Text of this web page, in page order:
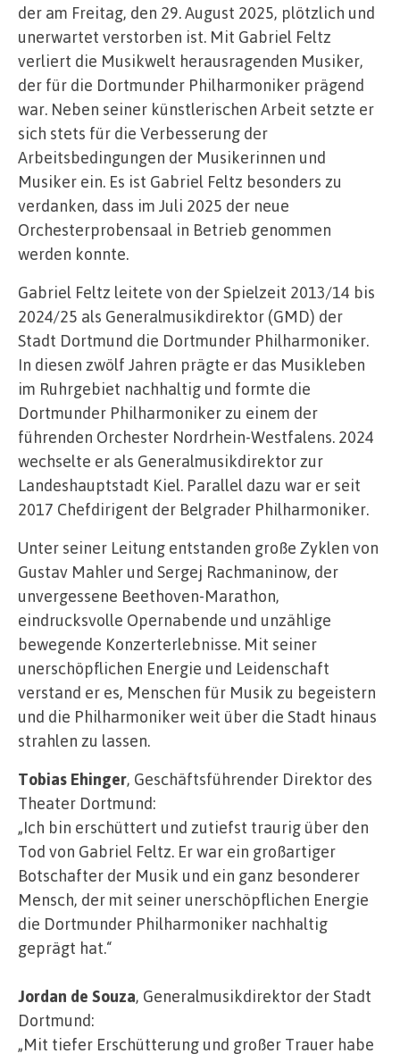
der am Freitag, den 29. August 2025, plötzlich und
unerwartet verstorben ist. Mit Gabriel Feltz
verliert die Musikwelt herausragenden Musiker,
der für die Dortmunder Philharmoniker prägend
war. Neben seiner künstlerischen Arbeit setzte er
sich stets für die Verbesserung der
Arbeitsbedingungen der Musikerinnen und
Musiker ein. Es ist Gabriel Feltz besonders zu
verdanken, dass im Juli 2025 der neue
Orchesterprobensaal in Betrieb genommen
werden konnte.
Gabriel Feltz leitete von der Spielzeit 2013/14 bis
2024/25 als Generalmusikdirektor (GMD) der
Stadt Dortmund die Dortmunder Philharmoniker.
In diesen zwölf Jahren prägte er das Musikleben
im Ruhrgebiet nachhaltig und formte die
Dortmunder Philharmoniker zu einem der
führenden Orchester Nordrhein-Westfalens. 2024
wechselte er als Generalmusikdirektor zur
Landeshauptstadt Kiel. Parallel dazu war er seit
2017 Chefdirigent der Belgrader Philharmoniker.
Unter seiner Leitung entstanden große Zyklen von
Gustav Mahler und Sergej Rachmaninow, der
unvergessene Beethoven-Marathon,
eindrucksvolle Opernabende und unzählige
bewegende Konzerterlebnisse. Mit seiner
unerschöpflichen Energie und Leidenschaft
verstand er es, Menschen für Musik zu begeistern
und die Philharmoniker weit über die Stadt hinaus
strahlen zu lassen.
Tobias Ehinger, Geschäftsführender Direktor des
Theater Dortmund:
„Ich bin erschüttert und zutiefst traurig über den
Tod von Gabriel Feltz. Er war ein großartiger
Botschafter der Musik und ein ganz besonderer
Mensch, der mit seiner unerschöpflichen Energie
die Dortmunder Philharmoniker nachhaltig
geprägt hat.“
Jordan de Souza, Generalmusikdirektor der Stadt
Dortmund:
„Mit tiefer Erschütterung und großer Trauer habe